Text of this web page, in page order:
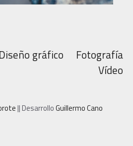
Diseño gráfico
Fotografía
Vídeo
|| DesarrolloGuillermo Cano